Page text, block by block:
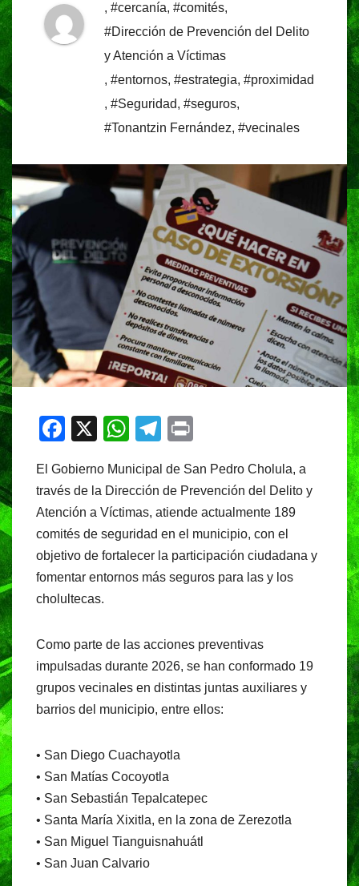
, #cercanía, #comités,
#Dirección de Prevención del Delito
y Atención a Víctimas
, #entornos, #estrategia, #proximidad
, #Seguridad, #seguros,
#Tonantzin Fernández, #vecinales
F
c
e
b
o
o
k
X
W
at
s
A
p
p
T
e
gr
a
m
t
El Gobierno Municipal de San Pedro Cholula, a
través de la Dirección de Prevención del Delito y
Atención a Víctimas, atiende actualmente 189
comités de seguridad en el municipio, con el
objetivo de fortalecer la participación ciudadana y
fomentar entornos más seguros para las y los
cholultecas.
Como parte de las acciones preventivas
impulsadas durante 2026, se han conformado 19
grupos vecinales en distintas juntas auxiliares y
barrios del municipio, entre ellos:
• San Diego Cuachayotla
• San Matías Cocoyotla
• San Sebastián Tepalcatepec
• Santa María Xixitla, en la zona de Zerezotla
• San Miguel Tianguisnahuátl
• San Juan Calvario